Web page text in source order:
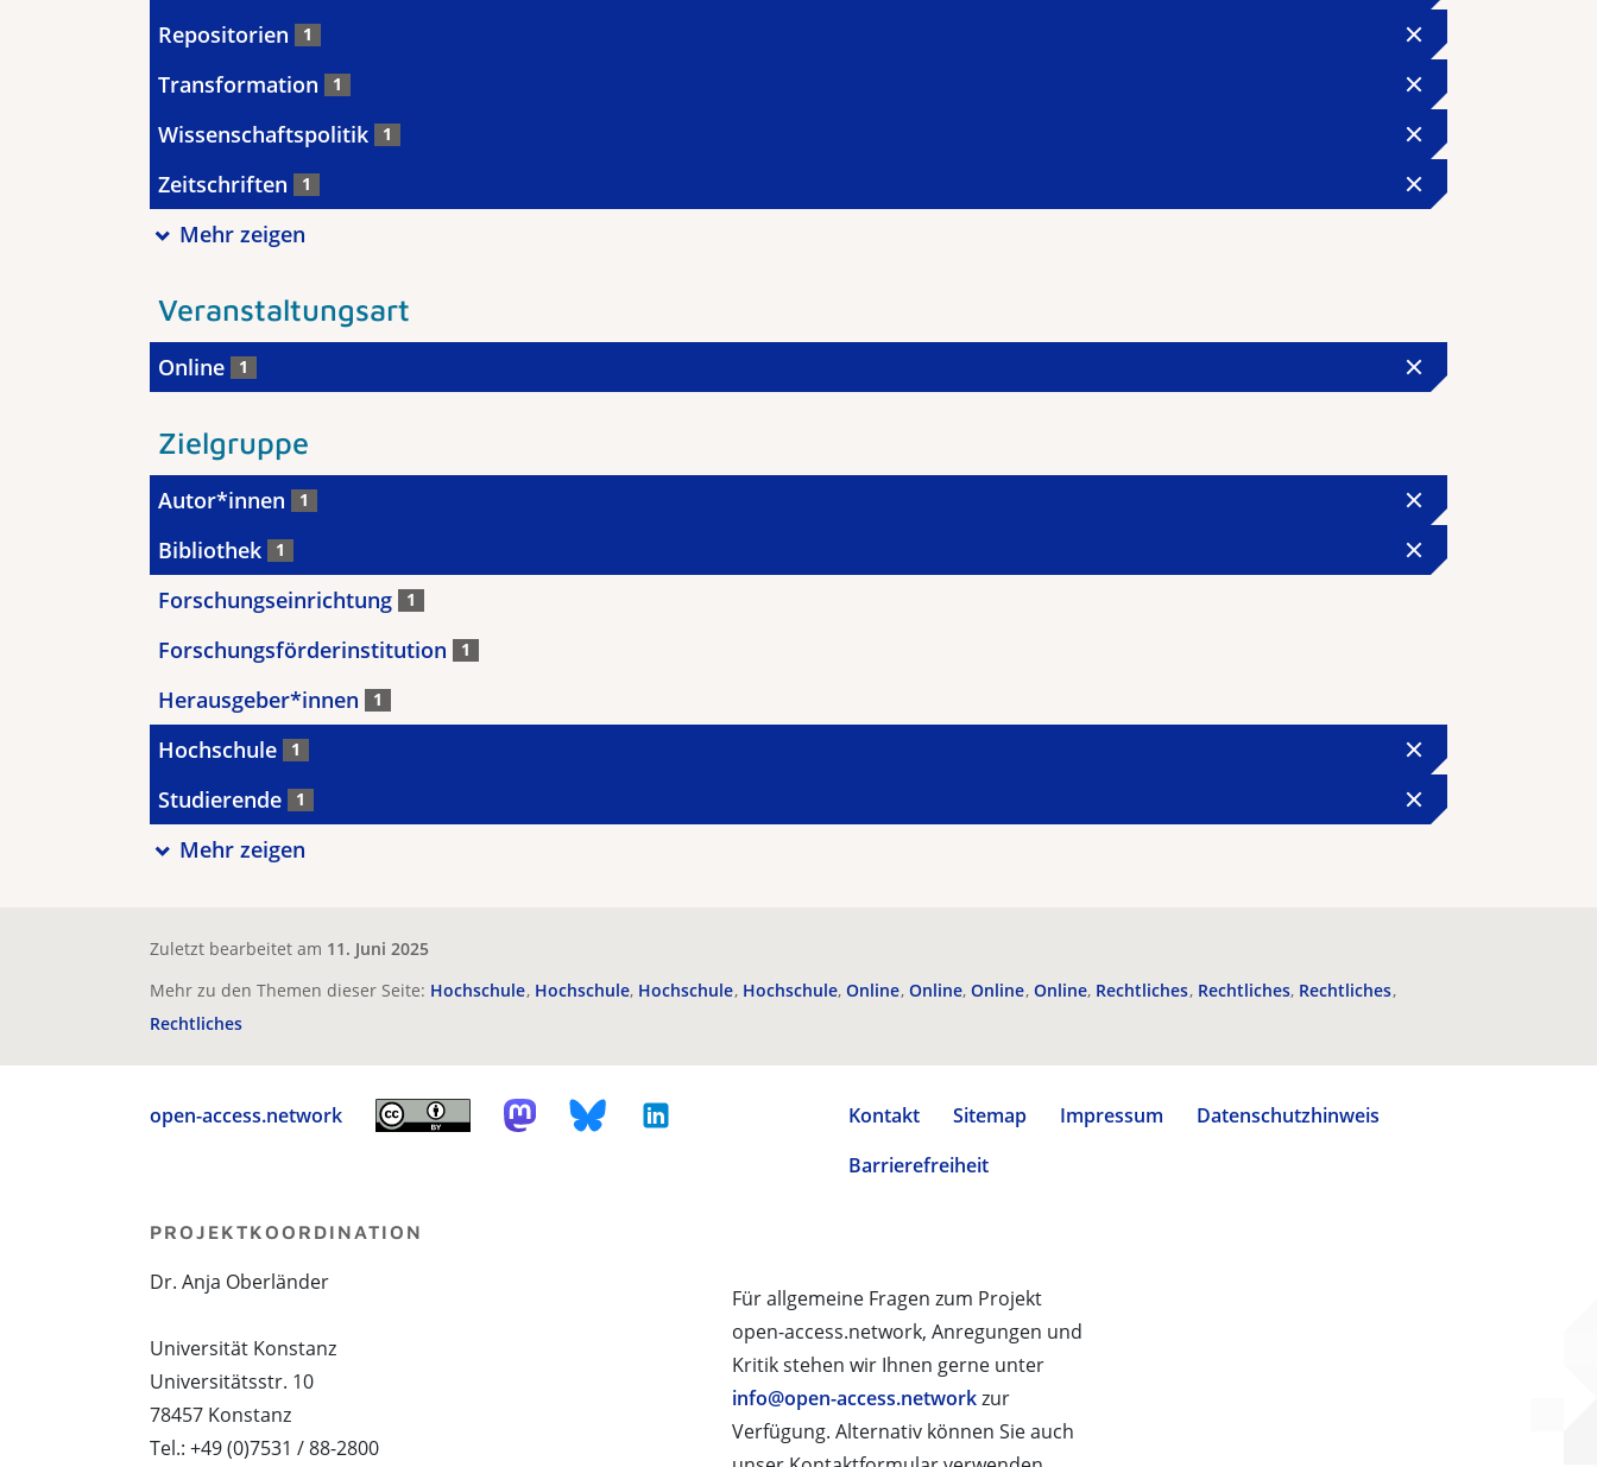
Repositorien 1
Transformation 1
Wissenschaftspolitik 1
Zeitschriften 1
Mehr zeigen
Veranstaltungsart
Online 1
Zielgruppe
Autor*innen 1
Bibliothek 1
Forschungseinrichtung 1
Forschungsförderinstitution 1
Herausgeber*innen 1
Hochschule 1
Studierende 1
Mehr zeigen
Zuletzt bearbeitet am 11. Juni 2025
Mehr zu den Themen dieser Seite: Hochschule Hochschule Hochschule Hochschule Online Online Online Online Rechtliches Rechtliches Rechtliches
Rechtliches
open-access.network Kontakt Sitemap Impressum
Datenschutzhinweis
Barrierefreiheit
Für allgemeine Fragen zum Projekt
open-access.network, Anregungen und
Kritik stehen wir Ihnen gerne unter
info@open-access.networkzur
Verfügung. Alternativ können Sie auch
PROJEKTKOORDINATION
Dr. Anja Oberländer
Universität Konstanz
Universitätsstr. 10
78457 Konstanz
Tel.: +49 (0)7531 / 88-2800